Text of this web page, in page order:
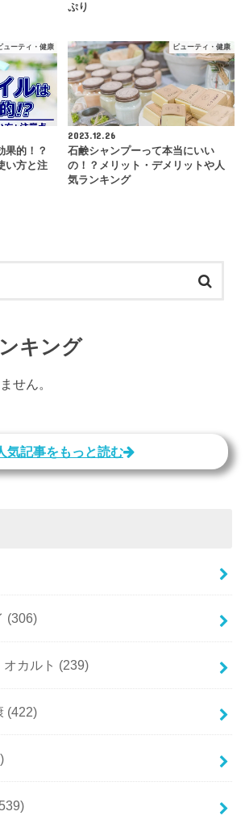
ぷり
ューティ・健康
果的！？
い方と注
ビューティ・健康
2023.12.26
石鹸シャンプーって本当にいい
の！？メリット・デメリットや人
気ランキング
キング
せん。
気記事をもっと読む
(306)
カルト (239)
(422)